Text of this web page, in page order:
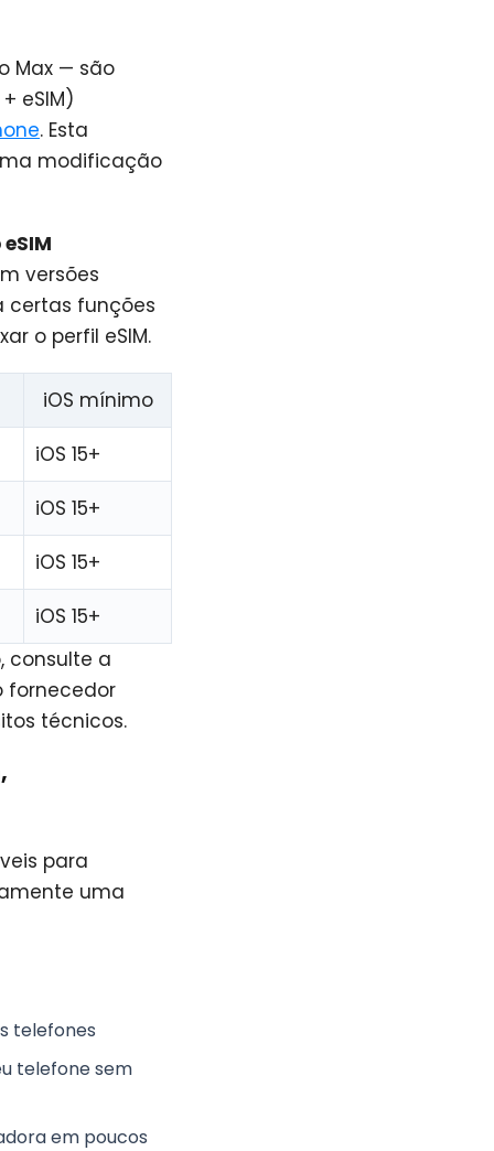
Max — são
eSIM)
. Esta
modificação
versões
certas funções
o perfil eSIM.
iOS mínimo
iOS 15+
iOS 15+
iOS 15+
iOS 15+
consulte a
fornecedor
técnicos.
para
uma
telefones
telefone sem
em poucos